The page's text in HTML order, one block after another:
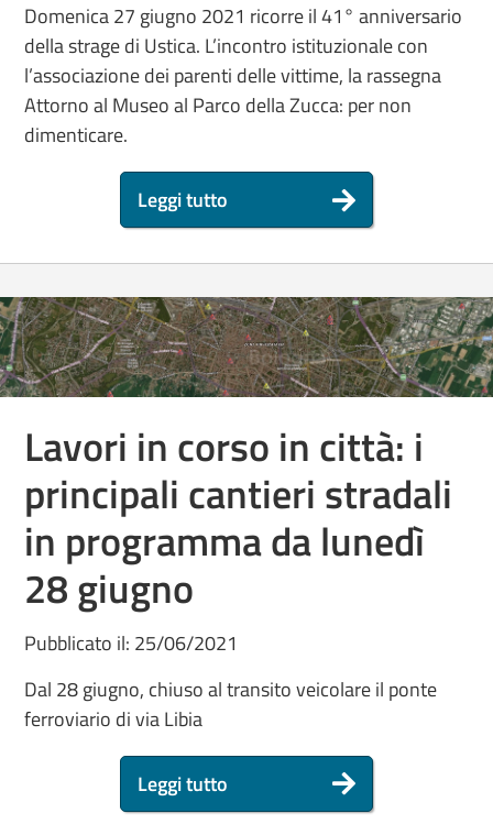
Domenica 27 giugno 2021 ricorre il 41° anniversario
della strage di Ustica. L’incontro istituzionale con
l’associazione dei parenti delle vittime, la rassegna
Attorno al Museo al Parco della Zucca: per non
dimenticare.
Leggi tutto
Lavori in corso in città: i
principali cantieri stradali
in programma da lunedì
28 giugno
Pubblicato il: 25/06/2021
Dal 28 giugno, chiuso al transito veicolare il ponte
ferroviario di via Libia
Leggi tutto